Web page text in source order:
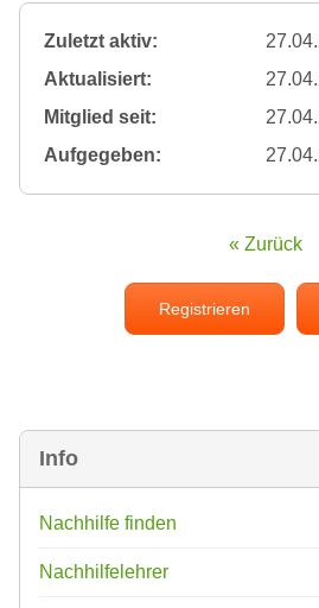
Info
Nachhilfe finden
Nachhilfelehrer
Zuletzt aktiv:
Aktualisiert:
Mitglied seit:
Aufgegeben:
« Zurück
Registrieren